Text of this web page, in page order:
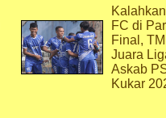
FC di
Final,
Juara
Askab
Kukar